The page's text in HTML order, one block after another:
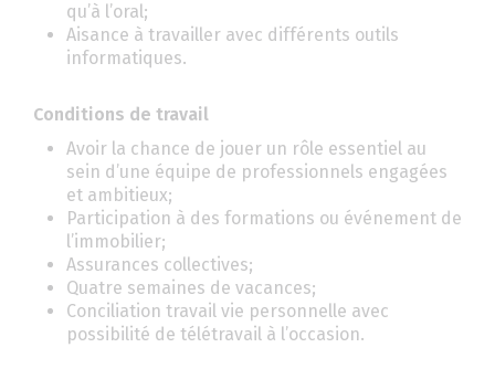
qu’à l’oral;
Aisance à travailler avec différents outils
informatiques.
Conditions de travail
Avoir la chance de jouer un rôle essentiel au
sein d’une équipe de professionnels engagées
et ambitieux;
Participation à des formations ou événement de
l’immobilier;
Assurances collectives;
Quatre semaines de vacances;
Conciliation travail vie personnelle avec
possibilité de télétravail à l’occasion.